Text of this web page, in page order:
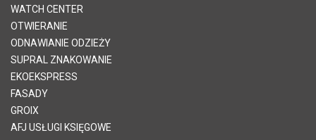
WATCH CENTER
OTWIERANIE
ODNAWIANIE ODZIEŻY
SUPRAL ZNAKOWANIE
EKOEKSPRESS
FASADY
GROIX
AFJ USŁUGI KSIĘGOWE